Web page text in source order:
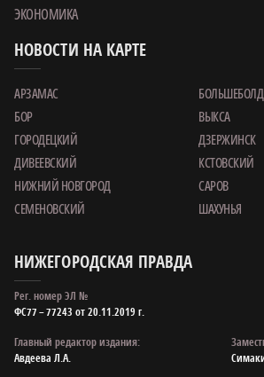
ЭКОНОМИКА
НОВОСТИ НА КАРТЕ
АРЗАМАС
БОР
ВЫКСА
ГОРОДЕЦКИЙ
ДЗЕРЖИНСК
ДИВЕЕВСКИЙ
КСТОВСКИЙ
НИЖНИЙ НОВГОРОД
САРОВ
СЕМЕНОВСКИЙ
ШАХУНЬЯ
НИЖЕГОРОДСКАЯ ПРАВДА
Рег. номер ЭЛ №
ФС77 – 77243 от 20.11.2019 г.
Главный редактор издания:
Авдеева Л.А.